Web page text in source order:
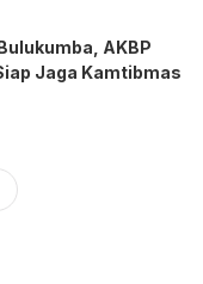
AKBP
Jaga Kamtibmas